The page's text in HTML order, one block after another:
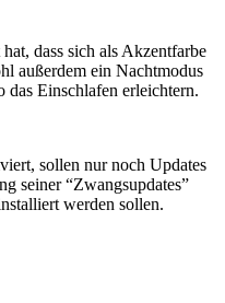
dass sich als Akzentfarbe
außerdem ein Nachtmodus
Einschlafen erleichtern.
sollen nur noch Updates
seiner “Zwangsupdates”
werden sollen.